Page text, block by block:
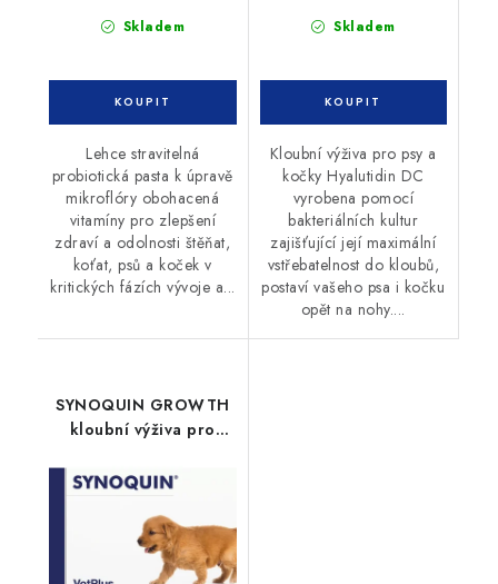
Skladem
Lehce stravitelná
probiotická pasta k úpravě
mikroflóry obohacená
vitamíny pro zlepšení
zdraví a odolnosti štěňat,
koťat, psů a koček v
kritických fázích vývoje a...
Skladem
Kloubní výživa pro psy a
kočky Hyalutidin DC
vyrobena pomocí
bakteriálních kultur
zajišťující její maximální
vstřebatelnost do kloubů,
postaví vašeho psa i kočku
opět na nohy....
SYNOQUIN GROWTH
kloubní výživa pro